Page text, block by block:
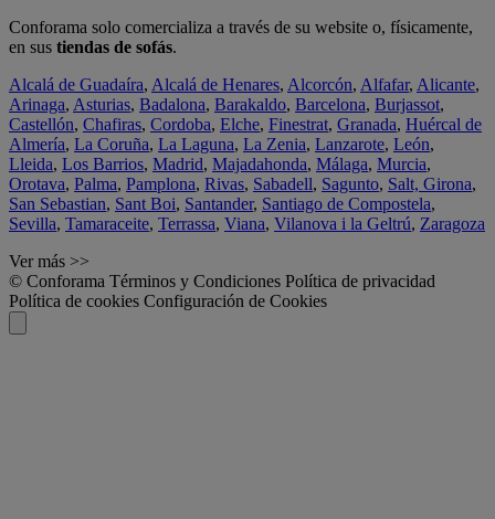
Conforama solo comercializa a través de su website o, físicamente,
en sus tiendas de sofás.
Alcalá de Guadaíra, Alcalá de Henares, Alcorcón, Alfafar, Alicante,
Arinaga, Asturias, Badalona, Barakaldo, Barcelona, Burjassot,
Castellón, Chafiras, Cordoba, Elche, Finestrat, Granada, Huércal de
Almería, La Coruña, La Laguna, La Zenia, Lanzarote, León,
Lleida, Los Barrios, Madrid, Majadahonda, Málaga, Murcia,
Orotava, Palma, Pamplona, Rivas, Sabadell, Sagunto, Salt, Girona,
San Sebastian, Sant Boi, Santander, Santiago de Compostela,
Sevilla, Tamaraceite, Terrassa, Viana, Vilanova i la Geltrú, Zaragoza
Ver más >>
© Conforama Términos y Condiciones Política de privacidad
Política de cookies Configuración de Cookies